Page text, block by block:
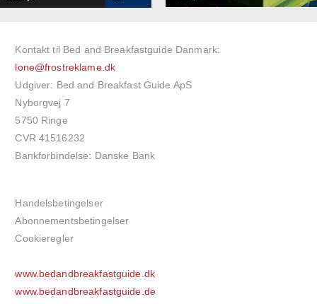
Kontakt til Bed and Breakfastguide Danmark:
lone@frostreklame.dk
Udgiver: Bed and Breakfast Guide ApS
Nyborgvej 7
5750 Ringe
CVR 41516232
Bankforbindelse: Danske Bank
Handelsbetingelser
Abonnementsbetingelser
Cookieregler
www.bedandbreakfastguide.dk
www.bedandbreakfastguide.de